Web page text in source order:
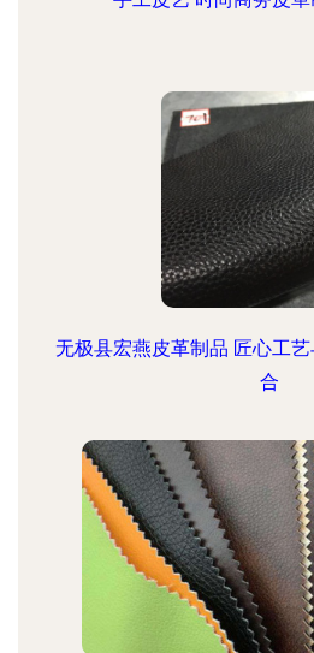
无极县宏燕皮革制品 匠心工
合